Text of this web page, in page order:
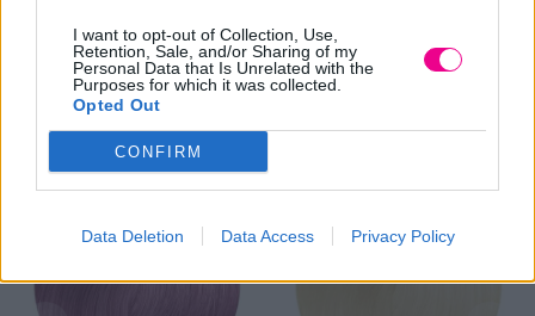
I want to opt-out of Collection, Use,
Retention, Sale, and/or Sharing of my
Personal Data that Is Unrelated with the
Purposes for which it was collected.
Opted Out
CONFIRM
Data Deletion Data Access Privacy Policy
Σχετικά προϊόντα